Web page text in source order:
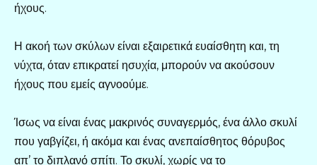
ήχους.
Η ακοή των σκύλων είναι εξαιρετικά ευαίσθητη και, τη
νύχτα, όταν επικρατεί ησυχία, μπορούν να ακούσουν
ήχους που εμείς αγνοούμε.
Ίσως να είναι ένας μακρινός συναγερμός, ένα άλλο σκυλί
που γαβγίζει, ή ακόμα και ένας ανεπαίσθητος θόρυβος
απ’ το διπλανό σπίτι. Το σκυλί, χωρίς να το